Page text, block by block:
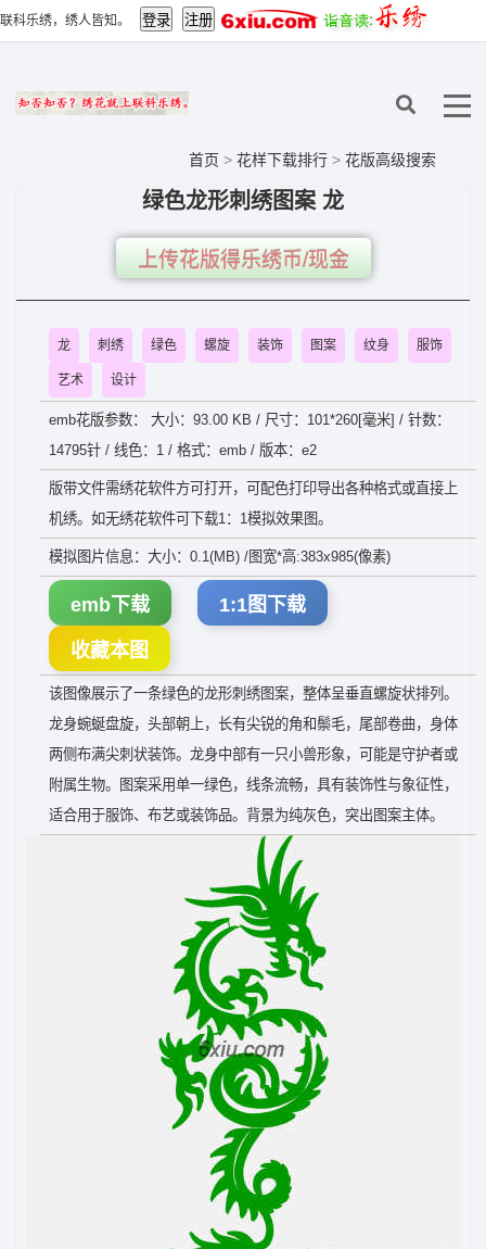
联科乐绣，绣人皆知。
首页 > 花样下载排行 > 花版高级搜索
绿色龙形刺绣图案 龙
上传花版得乐绣币/现金
龙 刺绣 绿色 螺旋 装饰 图案 纹身 服饰
艺术 设计
emb花版参数： 大小：93.00 KB / 尺寸：101*260[毫米] / 针数：
14795针 / 线色：1 / 格式：emb / 版本：e2
版带文件需绣花软件方可打开，可配色打印导出各种格式或直接上
机绣。如无绣花软件可下载1：1模拟效果图。
模拟图片信息：大小：0.1(MB) /图宽*高:383x985(像素)
emb下载 1:1图下载
收藏本图
该图像展示了一条绿色的龙形刺绣图案，整体呈垂直螺旋状排列。
龙身蜿蜒盘旋，头部朝上，长有尖锐的角和鬃毛，尾部卷曲，身体
两侧布满尖刺状装饰。龙身中部有一只小兽形象，可能是守护者或
附属生物。图案采用单一绿色，线条流畅，具有装饰性与象征性，
适合用于服饰、布艺或装饰品。背景为纯灰色，突出图案主体。